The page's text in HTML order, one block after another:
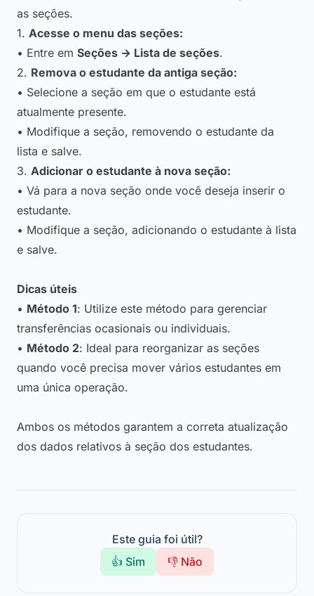
as seções.
1. Acesse o menu das seções:
• Entre em Seções → Lista de seções.
2. Remova o estudante da antiga seção:
• Selecione a seção em que o estudante está
atualmente presente.
• Modifique a seção, removendo o estudante da
lista e salve.
3. Adicionar o estudante à nova seção:
• Vá para a nova seção onde você deseja inserir o
estudante.
• Modifique a seção, adicionando o estudante à lista
e salve.
Dicas úteis
• Método 1: Utilize este método para gerenciar
transferências ocasionais ou individuais.
• Método 2: Ideal para reorganizar as seções
quando você precisa mover vários estudantes em
uma única operação.
Ambos os métodos garantem a correta atualização
dos dados relativos à seção dos estudantes.
Este guia foi útil?
👍 Sim
👎 Não